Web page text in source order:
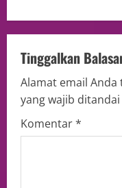
Tinggalkan
Alamat email Anda
yang wajib ditandai
Komentar*